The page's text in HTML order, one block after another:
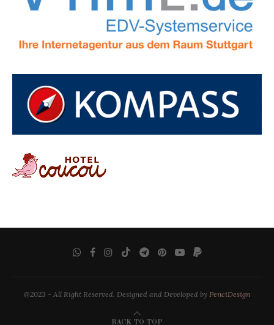
@2023 - All Right Reserved. Designed and Developed by PenciDesign
BACK TO TOP